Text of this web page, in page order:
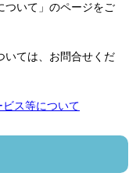
ついて」のページをご
ては、お問合せくだ
ス等について